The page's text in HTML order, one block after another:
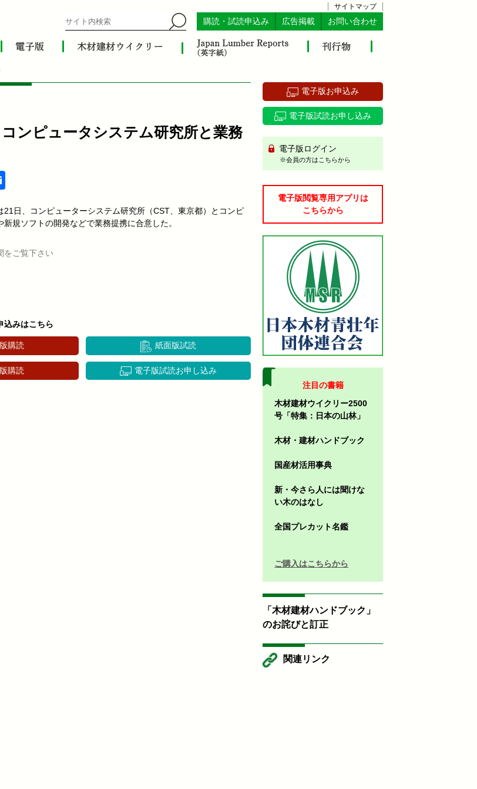
サイトマップ
購読・試読申込み 広告掲載 お問い合わせ
ンピュータシステム研究所と業務
21日、コンピューターシステム研究所（CST、東京都）とコンピ
規ソフトの開発などで業務提携に合意した。
をご覧下さい
込みはこちら
購読 紙面版試読
購読 電子版試読お申し込み
電子版お申込み
電子版試読お申し込み
電子版ログイン
※会員の方はこちらから
電子版閲覧専用アプリは
こちらから
注目の書籍
木材建材ウイクリー2500
号「特集：日本の山林」
木材・建材ハンドブック
国産材活用事典
新・今さら人には聞けな
い木のはなし
全国プレカット名鑑
ご購入はこちらから
「木材建材ハンドブック」
のお詫びと訂正
関連リンク